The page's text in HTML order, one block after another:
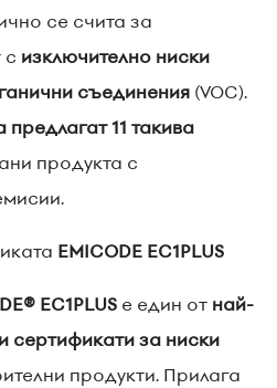
се счита за
с изключително ниски
съединения (VOC).
предлагат 11 такива
продукта с
EMICODE EC1PLUS
EC1PLUS е един от най-
сертификати за ниски
продукти. Прилага